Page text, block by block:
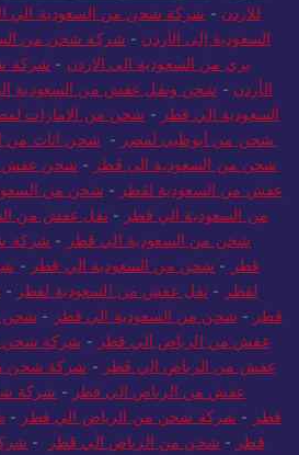
للاردن - شركة شحن من السعودية الي
السعودية إلى الأردن - شركة شحن من
بري من السعودية الى الاردن - شركة
الأردن - شحن ونقل عفش من السعودية
السعودية الي قطر - شحن من الامارات
شحن من أبوظبي لمصر - شحن اثاث من
شحن من السعودية الى قطر - شحن عفش
عفش من السعودية لقطر - شحن من
من السعودية الي قطر - نقل عفش من
شحن من السعودية الي قطر - شركة
قطر - شحن من السعودية الي قطر -
لقطر - نقل عفش من السعودية لقطر -
قطر - شحن من السعودية الي قطر - شحن
عفش من الرياض الي قطر - شركة شحن
عفش من الرياض الي قطر - شركة شحن
عفش من الرياض الي قطر - شركة
قطر - شركة شحن من الرياض الي قطر -
قطر - شحن من الرياض الي قطر -